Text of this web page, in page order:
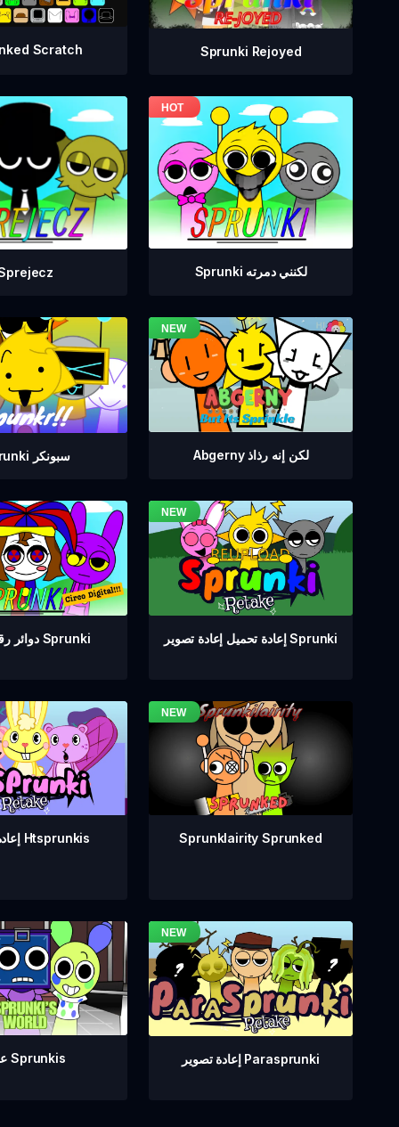
Scratch Sprunki Rejoyed
Sprunki لكنني دمرته
Sprunki سبونكر Abgerny لكن إنه رذاذ
دوائر رقمية من Sprunki إعادة تحميل إعادة تصوير Sprunki
إعادة تصوير Htsprunkis Sprunklairity Sprunked
عالم Sprunkis إعادة تصوير Parasprunki